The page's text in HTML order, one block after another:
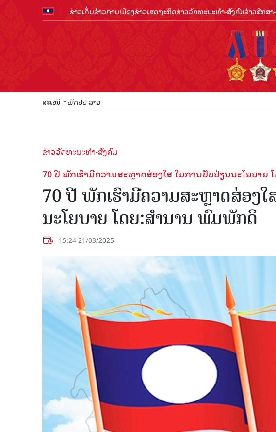
ຂ່າວເດັ່ນຂ່າວການເມືອງຂ່າວເສດຖະກິດຂ່າວວັດທະນະທຳ-ສັງຄົມຂ່າວສືກສາ
ສະເໜີ ພັກປປ ລາວ
ຂ່າວວັດທະນະທຳ-ສັງຄົມ
70 ປີ ພັກເຮົາມີຄວາມສະຫຼາດສ່ອງໃສ ໃນການປັບປ່ຽນນະໂຍບາຍ
70 ປີ ພັກເຮົາມີຄວາມສະຫຼາດສ່ອງ
ນະໂຍບາຍ ໂດຍ:ສໍານານ ພົມພັກດິ
15:24 21/03/2025